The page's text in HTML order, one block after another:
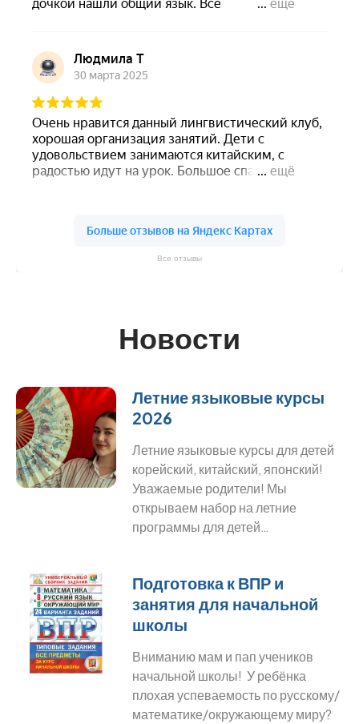
Все отзывы
Новости
Летние языковые курсы
2026
Летние языковые курсы для детей
корейский, китайский, японский!
Уважаемые родители! Мы
открываем набор на летние
программы для детей…
Подготовка к ВПР и
занятия для начальной
школы
Вниманию мам и пап учеников
начальной школы! У ребёнка
плохая успеваемость по русскому/
математике/окружающему миру?